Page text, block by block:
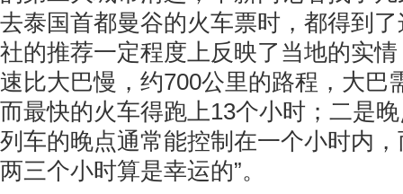
去泰国首都曼谷的火车票时，都得到
社的推荐一定程度上反映了当地的实
速比大巴慢，约700公里的路程，大巴
而最快的火车得跑上13个小时；二是
列车的晚点通常能控制在一个小时内
两三个小时算是幸运的”。